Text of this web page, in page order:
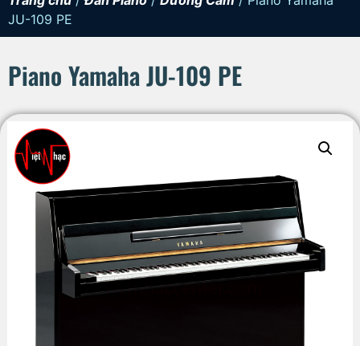
JU-109 PE
Piano Yamaha JU-109 PE